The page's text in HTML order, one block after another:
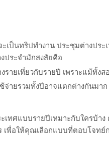
เป็นทริปทำงาน ประชุมต่างประ
ประจำมักสงสัยคือ
ายเที่ยวกับรายปี เพราะแม้ทั้งส
จ่ายรวมทั้งปีอาจแตกต่างกันมา
ทศแบบรายปีเหมาะกับใครบ้าง
เพื่อให้คุณเลือกแบบที่ตอบโจทย์